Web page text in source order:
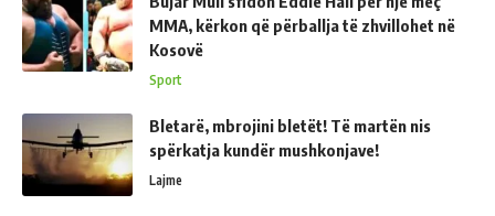
MMA, kërkon që përballja të zhvillohet në
Kosovë
Sport
Bletarë, mbrojini bletët! Të martën nis
spërkatja kundër mushkonjave!
Lajme